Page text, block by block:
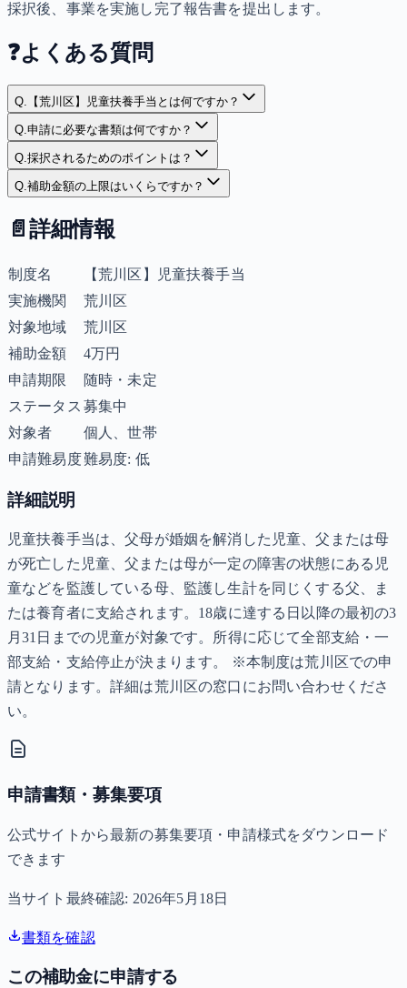
採択後、事業を実施し完了報告書を提出します。
❓よくある質問
Q. 【荒川区】児童扶養手当とは何ですか？
Q.申請に必要な書類は何ですか？
Q.採択されるためのポイントは？
Q.補助金額の上限はいくらですか？
📄 詳細情報
制度名
【荒川区】児童扶養手当
実施機関
荒川区
対象地域
荒川区
補助金額
4万円
申請期限
随時・未定
ステータス 募集中
対象者
個人、世帯
申請難易度難易度: 低
詳細説明
児童扶養手当は、父母が婚姻を解消した児童、父または母
が死亡した児童、父または母が一定の障害の状態にある児
童などを監護している母、監護し生計を同じくする父、ま
たは養育者に支給されます。18歳に達する日以降の最初の3
月31日までの児童が対象です。所得に応じて全部支給・一
部支給・支給停止が決まります。 ※本制度は荒川区での申
請となります。詳細は荒川区の窓口にお問い合わせくださ
い。
申請書類・募集要項
公式サイトから最新の募集要項・申請様式をダウンロード
できます
当サイト最終確認: 2026年5月18日
書類を確認
この補助金に申請する